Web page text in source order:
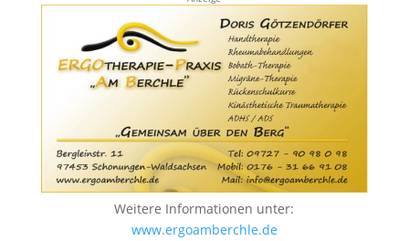
Weitere Informationen unter:
www.ergoamberchle.de